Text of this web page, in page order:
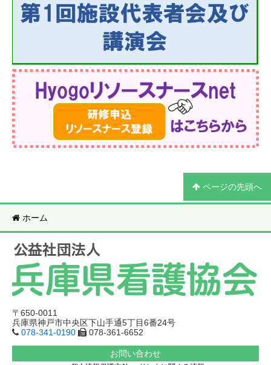
ページの先頭へ
ホーム
〒650-0011
兵庫県神戸市中央区下山手通5丁目6番24号
078-341-0190
078-361-6652
お問い合わせ